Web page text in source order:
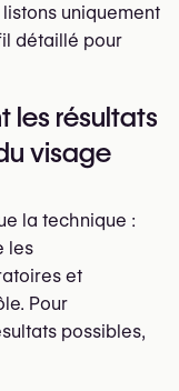
listons uniquement
détaillé pour
les résultats
visage
la technique :
les
et
Pour
possibles,